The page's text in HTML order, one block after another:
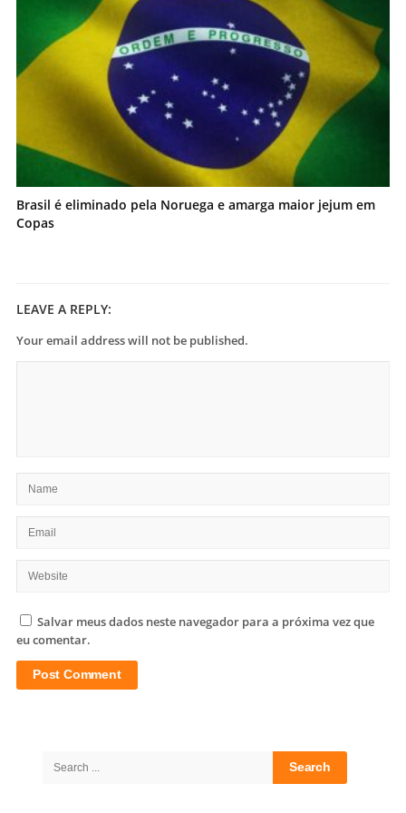
Brasil é eliminado pela Noruega e amarga maior jejum em
Copas
LEAVE A REPLY:
Your email address will not be published.
Salvar meus dados neste navegador para a próxima vez que
eu comentar.
Search